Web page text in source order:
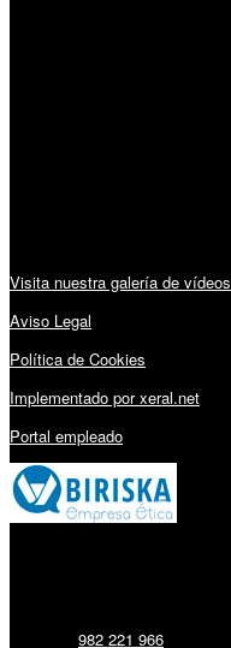
Visita nuestra galería de vídeos
Aviso Legal
Política de Cookies
Implementado por xeral.net
Portal empleado
982 221 966